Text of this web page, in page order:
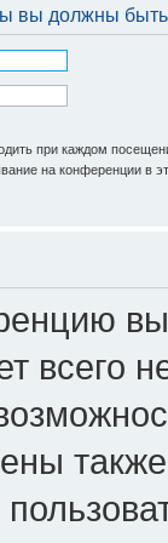
вы должны
при каждом
на конференции в
всего